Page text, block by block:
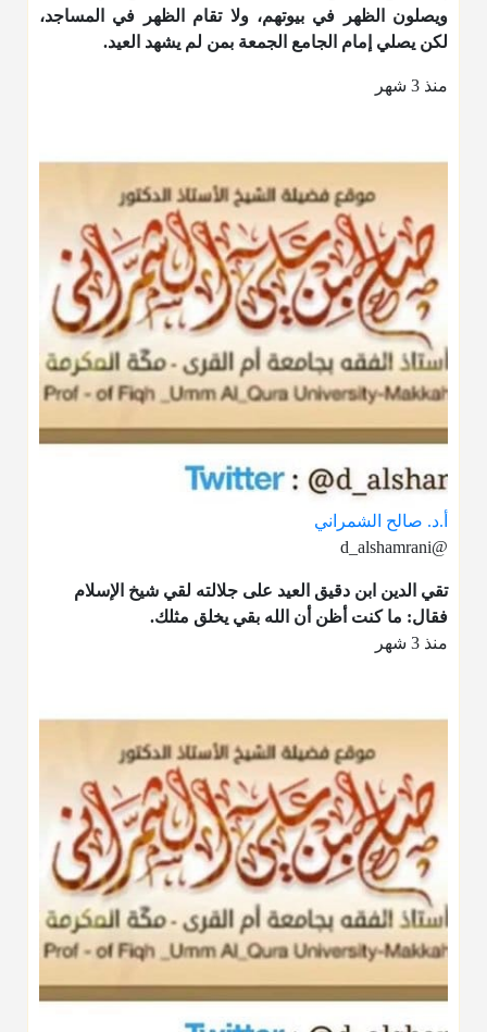
ويصلون الظهر في بيوتهم، ولا تقام الظهر في المساجد،
لكن يصلي إمام الجامع الجمعة بمن لم يشهد العيد.
منذ 3 شهر
أ.د. صالح الشمراني
@d_alshamrani
تقي الدين ابن دقيق العيد على جلالته لقي شيخ الإسلام
فقال: ما كنت أظن أن الله بقي يخلق مثلك.
منذ 3 شهر